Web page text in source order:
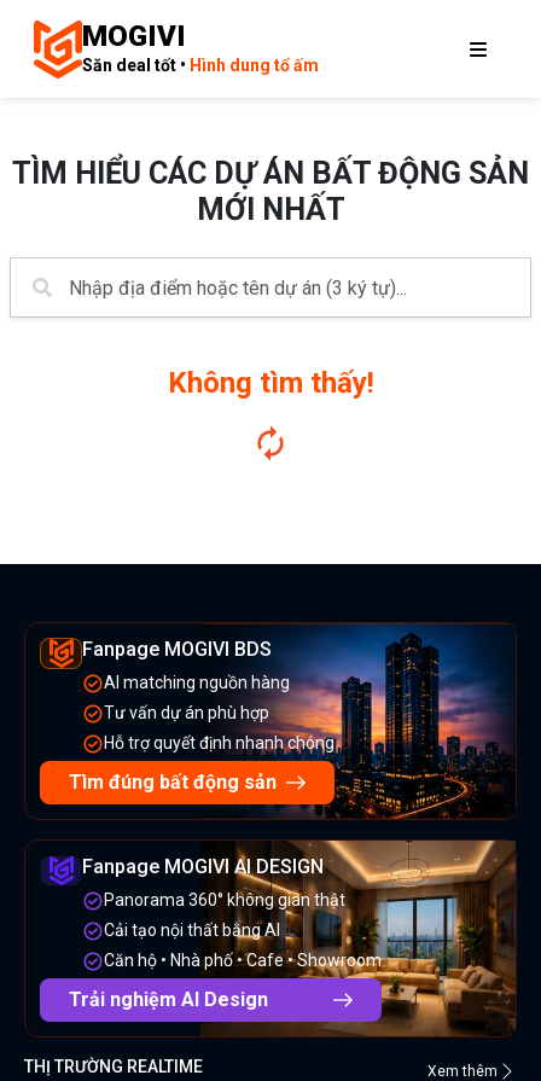
MOGIVI
Săn deal tốt • Hình dung tổ ấm
TÌM HIỂU CÁC DỰ ÁN BẤT ĐỘNG SẢN
MỚI NHẤT
Không tìm thấy!
Fanpage MOGIVI BDS
AI matching nguồn hàng
Tư vấn dự án phù hợp
Hỗ trợ quyết định nhanh chóng
Tìm đúng bất động sản
Fanpage MOGIVI AI DESIGN
Panorama 360° không gian thật
Cải tạo nội thất bằng AI
Căn hộ • Nhà phố • Cafe • Showroom
Trải nghiệm AI Design
THỊ TRƯỜNG REALTIME Xem thêm